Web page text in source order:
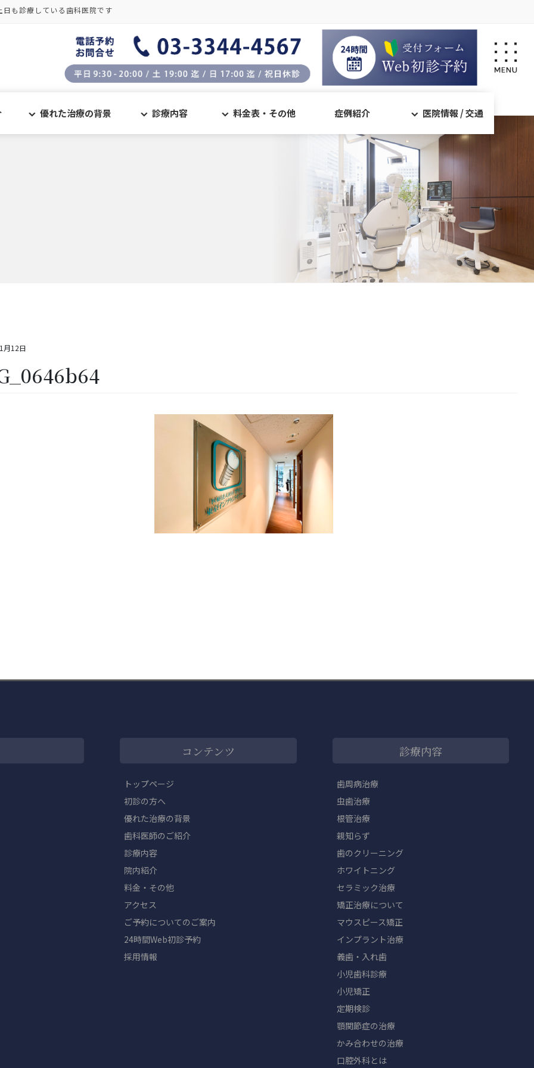
も診療している歯科医院です
優れた治療の背景 診療内容 料金表・その他 症例紹介 医院情報 / 交通
月12日
コンテンツ
トップページ
初診の方へ
優れた治療の背景
歯科医師のご紹介
診療内容
院内紹介
料金・その他
アクセス
ご予約についてのご案内
24時間Web初診予約
採用情報
診療内容
歯周病治療
虫歯治療
根管治療
親知らず
歯のクリーニング
ホワイトニング
セラミック治療
矯正治療について
マウスピース矯正
インプラント治療
義歯・入れ歯
小児歯科診療
小児矯正
定期検診
顎関節症の治療
かみ合わせの治療
口腔外科とは